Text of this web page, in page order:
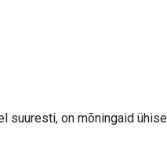
suuresti, on mõningaid